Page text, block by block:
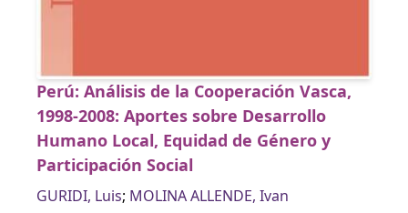
Perú: Análisis de la Cooperación Vasca,
1998-2008: Aportes sobre Desarrollo
Humano Local, Equidad de Género y
Participación Social
GURIDI, Luis; MOLINA ALLENDE, Ivan